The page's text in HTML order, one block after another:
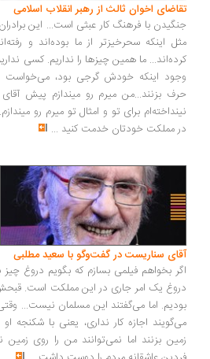
اخوان ثالث از رهبر انقلاب اسلامی
با فرهنگ کار عبثی است... این برادران آریایی
اینکه سحرخیزتر از ما بوده‌اند و رفته‌اند
ما همین چیزها را نداریم. کسی نداریم از ما
اینکه خودش گرجی بود، می‌خواست در
بزنند...من میرم رو میندازم پیش آقای
برای تو و امثال تو میرم رو میندازم... به
مملکت خودتان خدمت کنید...
سناریست در گفت‌وگو با سعید مطلبی
بخواهم فیلمی بسازم که بگویم دروغ چیز بدی
یک امر جاری در این مملکت است. قبحش از بین
اما می‌گفتند این مسلمان نیست... وقتی به
اجازه کار نداری، یعنی با شکنجه او را
بزنند اما نمی‌توانند من را روی زمین نگه